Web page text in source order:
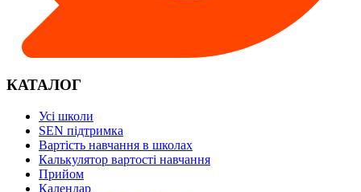
КАТАЛОГ
Усі школи
SEN підтримка
Вартість навчання в школах
Калькулятор вартості навчання
Прийом
Календар